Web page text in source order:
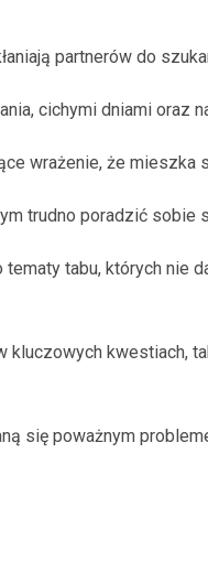
partnerów do
cichymi dniami oraz
wrażenie, że mieszka
trudno poradzić sobie
tabu, których nie
kluczowych kwestiach,
się poważnym